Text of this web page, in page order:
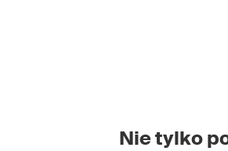
Nie tylko